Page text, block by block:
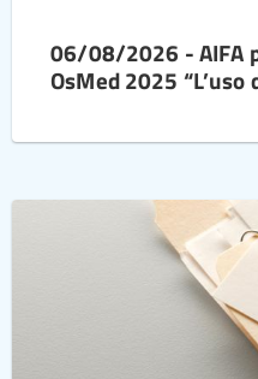
06/08/2026 - AIFA
OsMed 2025